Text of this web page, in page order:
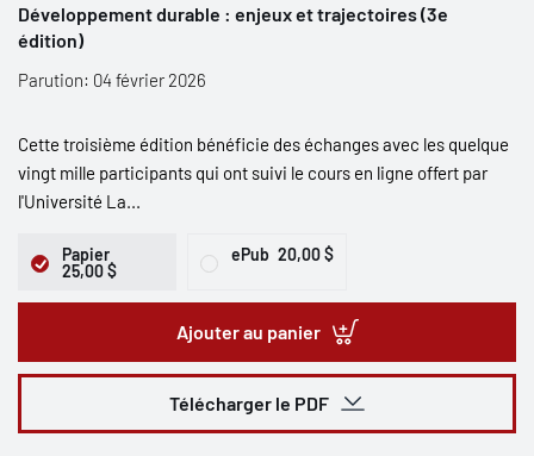
Développement durable : enjeux et trajectoires (3e
édition)
Parution: 04 février 2026
Cette troisième édition bénéficie des échanges avec les quelque
vingt mille participants qui ont suivi le cours en ligne offert par
l'Université La...
Papier
25,00 $
ePub 20,00 $
Ajouter au panier
Télécharger le PDF